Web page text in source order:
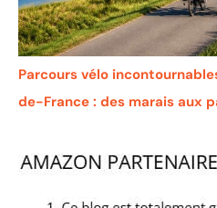
Parcours vélo
de-France : des marais aux